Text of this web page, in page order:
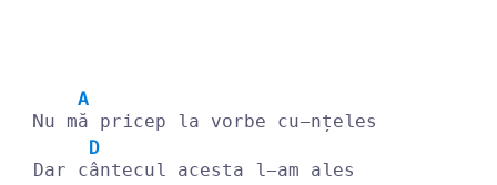
Nu m
A
ă pricep la vorbe cu-nțeles
Dar c
D
ântecul acesta l-am ales